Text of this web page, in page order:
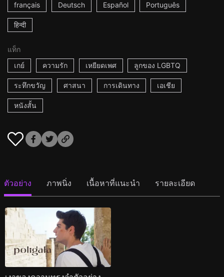
français Deutsch Español Português
हिन्दी
แท็ก
เกย์
ความรัก เหยียดเพศ ลูกของ LGBTQ
ระทึกขวัญ ศาสนา การเดินทาง เอเชีย
หนังสั้น
ตัวอย่าง ภาพนิ่ง เนื้อหาที่แนะนำ รายละเอียด